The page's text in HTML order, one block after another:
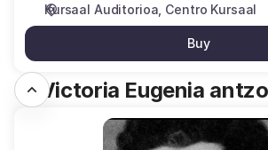
Kursaal Auditorioa Centro Kursaal
Buy
B. Victoria Eugenia
HARRIGARRIA"